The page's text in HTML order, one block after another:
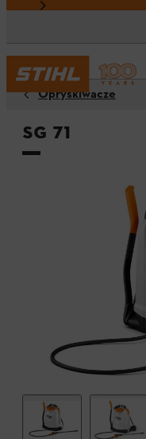
Opryskiwacze
SG 71